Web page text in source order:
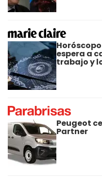
espera a
trabajo y
Peugeot
Partner